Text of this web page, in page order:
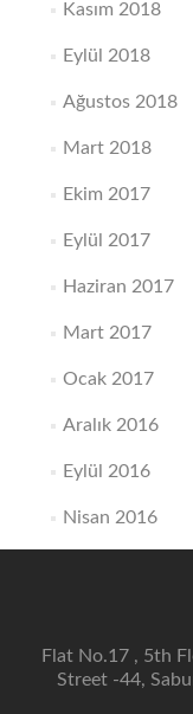
Kasım 2018
Eylül 2018
Ağustos 2018
Mart 2018
Ekim 2017
Eylül 2017
Haziran 2017
Mart 2017
Ocak 2017
Aralık 2016
Eylül 2016
Nisan 2016
Flat No.17 , 5th
Street -44,